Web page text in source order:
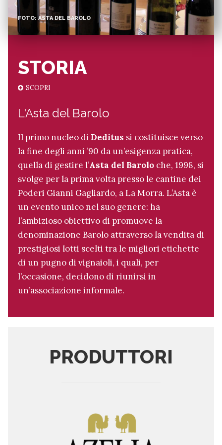
FOTO: ASTA DEL BAROLO
STORIA
SCOPRI
L'Asta del Barolo
Il primo nucleo di Deditus si costituisce verso
la fine degli anni ’90 da un’esigenza pratica,
quella di gestire l’Asta del Barolo che, 1998, si
svolge per la prima volta presso le cantine dei
Poderi Gianni Gagliardo, a La Morra. L’Asta è
un evento unico nel suo genere: ha
l’ambizioso obiettivo di promuove la
denominazione Barolo attraverso la vendita di
prestigiosi lotti scelti tra le migliori etichette
di un pugno di vignaioli, i quali, per
l’occasione, decidono di riunirsi in
un’associazione informale.
PRODUTTORI